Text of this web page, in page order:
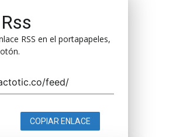
RSS en el portapapeles,
COPIAR ENLACE